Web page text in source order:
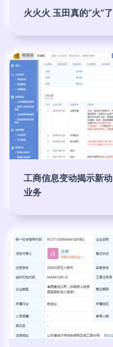
火火火 玉田真的“火”
工商信息变动揭示新
业务